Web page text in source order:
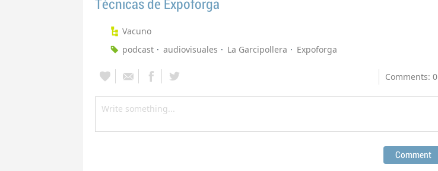
Técnicas de Expoforga
Vacuno
podcast
audiovisuales La Garcipollera Expoforga
Comments: 0